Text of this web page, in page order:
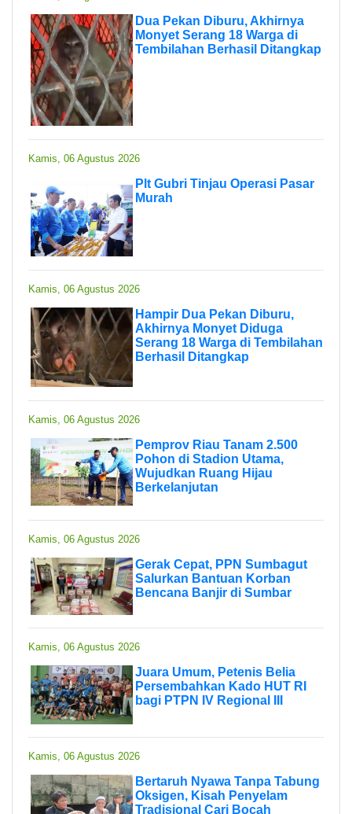
Dua Pekan Diburu, Akhirnya
Monyet Serang 18 Warga di
Tembilahan Berhasil Ditangkap
Kamis, 06 Agustus 2026
Plt Gubri Tinjau Operasi Pasar
Murah
Kamis, 06 Agustus 2026
Hampir Dua Pekan Diburu,
Akhirnya Monyet Diduga
Serang 18 Warga di Tembilahan
Berhasil Ditangkap
Kamis, 06 Agustus 2026
Pemprov Riau Tanam 2.500
Pohon di Stadion Utama,
Wujudkan Ruang Hijau
Berkelanjutan
Kamis, 06 Agustus 2026
Gerak Cepat, PPN Sumbagut
Salurkan Bantuan Korban
Bencana Banjir di Sumbar
Kamis, 06 Agustus 2026
Juara Umum, Petenis Belia
Persembahkan Kado HUT RI
bagi PTPN IV Regional III
Kamis, 06 Agustus 2026
Bertaruh Nyawa Tanpa Tabung
Oksigen, Kisah Penyelam
Tradisional Cari Bocah